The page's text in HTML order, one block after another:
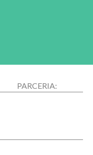
PARCERIA: